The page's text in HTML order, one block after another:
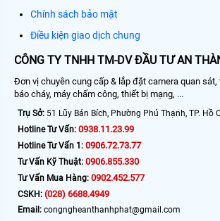
Chính sách bảo mật
Điều kiện giao dịch chung
CÔNG TY TNHH TM-DV ĐẦU TƯ AN
Đơn vị chuyên cung cấp & lắp đặt camera quan sát,
báo cháy, máy chấm công, thiết bị mạng, ...
Trụ Sở: 51 Lũy Bán Bích, Phường Phú Thạnh, TP. Hồ
Hotline Tư Vấn: 0938.11.23.99
Hotline Tư Vấn 1: 0906.72.73.77
Tư Vấn Kỹ Thuật: 0906.855.330
Tư Vấn Mua Hàng: 0902.452.577
CSKH: (028) 6688.4949
Email: congngheanthanhphat@gmail.com